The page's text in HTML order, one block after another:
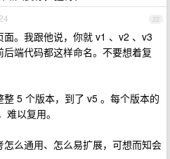
22
。我跟他说，你就 v1 、v2 、v3
端代码都这样命名。不要想着复
5 个版本，到了 v5 。每个版本的
以复用。
么通用、怎么易扩展，可想而知会